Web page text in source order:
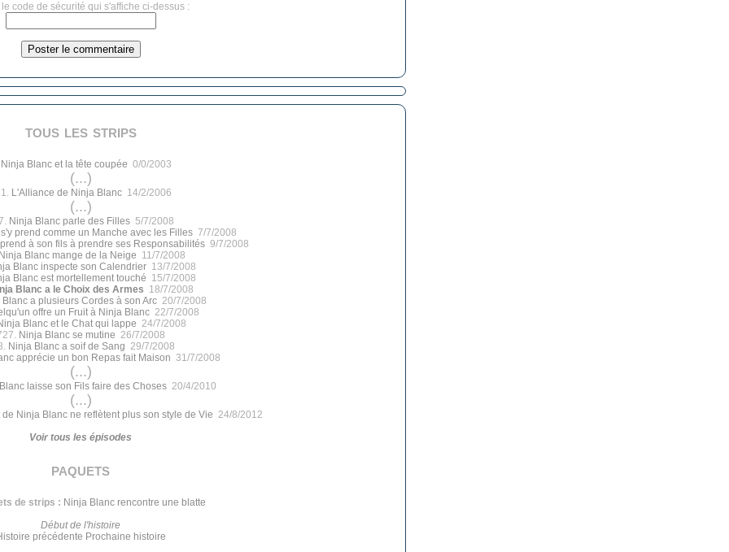
code de sécurité qui s'affiche ci-dessus :
tous les strips
Ninja Blanc et la tête coupée 0/0/2003
(...)
L'Alliance de Ninja Blanc 14/2/2006
(...)
Ninja Blanc parle des Filles 5/7/2008
prend comme un Manche avec les Filles7/7/2008
à son fils à prendre ses Responsabilités9/7/2008
Blanc mange de la Neige 11/7/2008
Blanc inspecte son Calendrier 13/7/2008
Blanc est mortellement touché 15/7/2008
Blanc a le Choix des Armes 18/7/2008
a plusieurs Cordes à son Arc 20/7/2008
offre un Fruit à Ninja Blanc22/7/2008
Blanc et le Chat qui lappe 24/7/2008
Ninja Blanc se mutine 26/7/2008
Ninja Blanc a soif de Sang 29/7/2008
apprécie un bon Repas fait Maison 31/7/2008
(...)
laisse son Fils faire des Choses20/4/2010
(...)
Ninja Blanc ne reflètent plus son style de Vie 24/8/2012
Voir tous les épisodes
paquets
de strips : Ninja Blanc rencontre une blatte
Début de l'histoire
précédente Prochaine histoire